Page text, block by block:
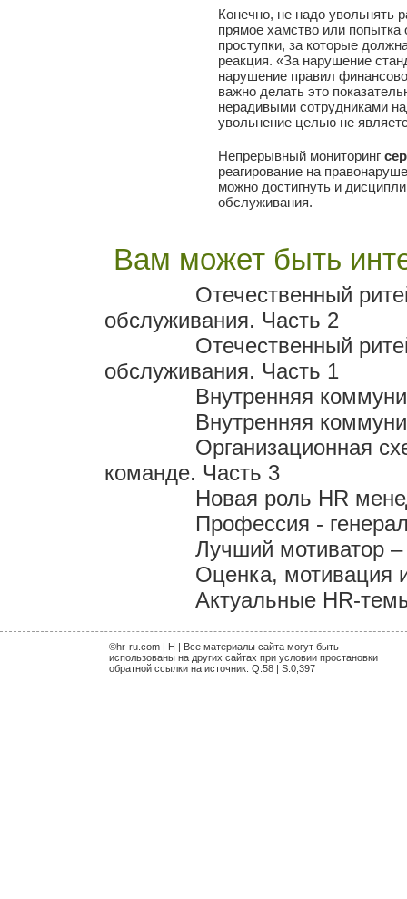
Конечно, не надо увольнять
прямое хамство или попытка
проступки, за которые
реакция. «За нарушение
нарушение правил
важно делать это
нерадивыми сотрудниками
увольнение целью не
Непрерывный мониторинг
реагирование на
можно достигнуть и
обслуживания.
Вам может быть
Отечественный
обслуживания. Часть 2
Отечественный
обслуживания. Часть 1
Внутренняя
Внутренняя
Организационная
команде. Часть 3
Новая роль HR
Профессия -
Лучший мотиватор –
Оценка, мотивация
Актуальные HR-
©hr-ru.com | H | Все материалы сайта могут быть
использованы на других сайтах при условии простановки
обратной ссылки на источник. Q:58 | S:0,397